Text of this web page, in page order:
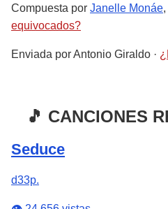
Compuesta por Janelle Monáe
equivocados?
Enviada porAntonio Giraldo ·
🎵 CANCIONES
Seduce
d33p.